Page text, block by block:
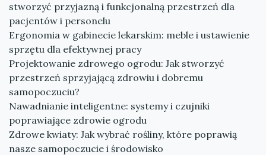
stworzyć przyjazną i funkcjonalną przestrzeń dla
pacjentów i personelu
Ergonomia w gabinecie lekarskim: meble i ustawienie
sprzętu dla efektywnej pracy
Projektowanie zdrowego ogrodu: Jak stworzyć
przestrzeń sprzyjającą zdrowiu i dobremu
samopoczuciu?
Nawadnianie inteligentne: systemy i czujniki
poprawiające zdrowie ogrodu
Zdrowe kwiaty: Jak wybrać rośliny, które poprawią
nasze samopoczucie i środowisko